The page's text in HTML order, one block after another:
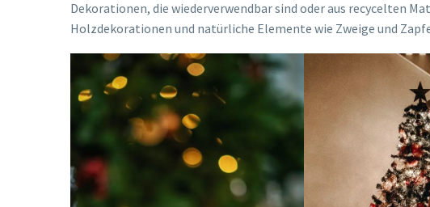
Dekorationen, die wiederverwendbar sind oder aus recycelten
Holzdekorationen und natürliche Elemente wie Zweige und